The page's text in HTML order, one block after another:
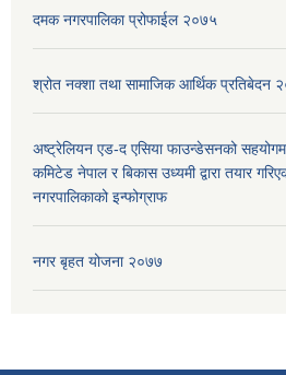
दमक नगरपालिका प्रोफाईल २०७५
श्रोत नक्शा तथा सामाजिक आर्थिक प्रतिबेदन
अष्ट्रेलियन एड-द एसिया फाउन्डेसनको
कमिटेड नेपाल र बिकास उध्यमी द्वारा तयार
नगरपालिकाको इन्फोग्राफ
नगर बृहत योजना २०७७